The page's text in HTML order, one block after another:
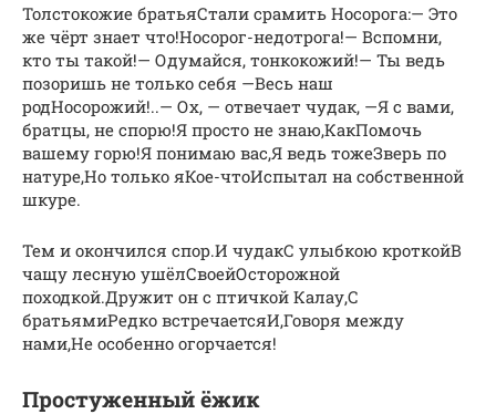
Толстокожие братьяСтали срамить Носорога:— Это
же чёрт знает что!Носорог-недотрога!— Вспомни,
кто ты такой!— Одумайся, тонкокожий!— Ты ведь
позоришь не только себя —Весь наш
родНосорожий!..— Ох, — отвечает чудак, —Я с вами,
братцы, не спорю!Я просто не знаю,КакПомочь
вашему горю!Я понимаю вас,Я ведь тожеЗверь по
натуре,Но только яКое-чтоИспытал на собственной
шкуре.
Тем и окончился спор.И чудакС улыбкою кроткойВ
чащу лесную ушёлСвоейОсторожной
походкой.Дружит он с птичкой Калау,С
братьямиРедко встречаетсяИ,Говоря между
нами,Не особенно огорчается!
Простуженный ёжик